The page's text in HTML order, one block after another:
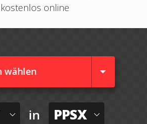
kostenlos online
wählen
in PPSX